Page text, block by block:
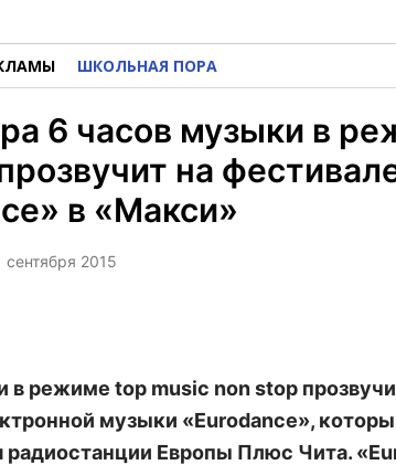
ШКОЛЬНАЯ ПОРА
6 часов музыки в
на
в «Макси»
2015
в режиме top music non stop
музыки «Eurodance»,
радиостанции Европы Плюс Чита.